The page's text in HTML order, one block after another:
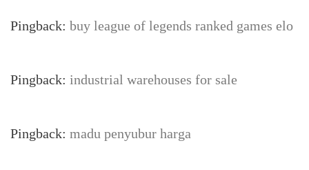
Pingback: buy league of legends ranked games elo
Pingback: industrial warehouses for sale
Pingback: madu penyubur harga